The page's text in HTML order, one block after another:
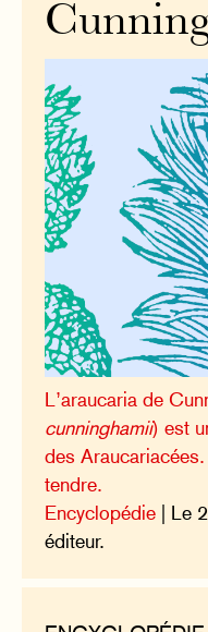
L’araucaria de
cunninghamii) est
des
tendre.
Encyclopédie | Le
éditeur.